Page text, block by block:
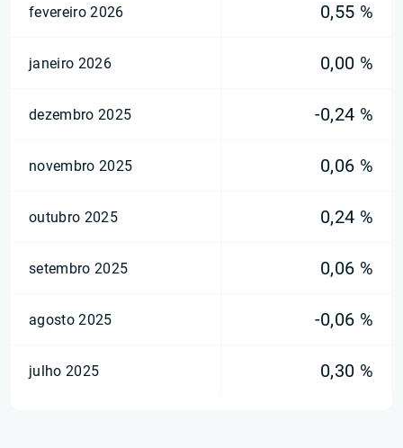
fevereiro 2026 0,55 %
janeiro 2026 0,00 %
dezembro 2025 -0,24 %
novembro 2025 0,06 %
outubro 2025 0,24 %
setembro 2025 0,06 %
agosto 2025 -0,06 %
julho 2025 0,30 %